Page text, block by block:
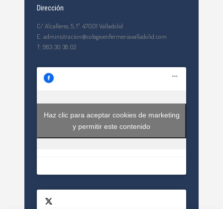
Dirección
C/ Alcalleres, 5, 1º. 47001 Valladolid
E: administracion@colegioenfermeriavalladolid.com
T: 983 30 38 02
Haz clic para aceptar cookies de marketing
y permitir este contenido